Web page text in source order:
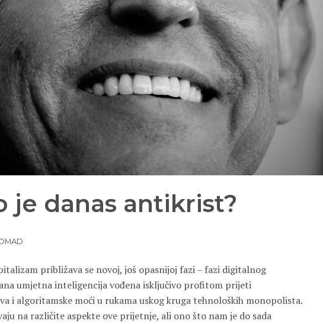
je danas antikrist?
približava se novoj, još opasnijoj fazi – fazi digitalnog
umjetna inteligencija vođena isključivo profitom prijeti
i algoritamske moći u rukama uskog kruga tehnoloških monopolista.
na različite aspekte ove prijetnje, ali ono što nam je do sada